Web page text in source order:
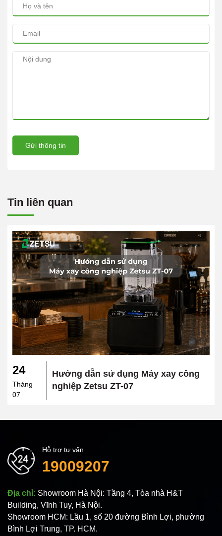
Gửi thông tin
Tin liên quan
24
Tháng
07
Hướng dẫn sử dụng Máy xay công
nghiệp Zetsu ZT-07
Hỗ trợ tư vấn
19009207
Địa chỉ: Showroom Hà Nội: Tầng 4, Tòa nhà H&T
Building, Vĩnh Tuy, Hà Nội.
Showroom HCM: Lầu 1, số 20 đường Bình Lợi, phường
Bình Lợi Trung, TP. HCM.